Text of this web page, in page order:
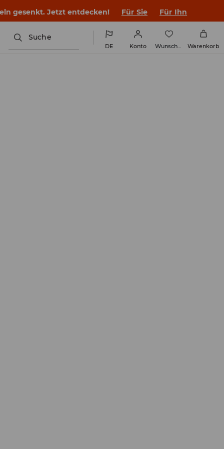
gesenkt. Jetzt entdecken! Für Sie Für Ihn
Suche
DE Konto Wunschliste Warenkorb